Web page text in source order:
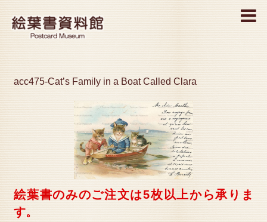
MENU
acc475-Cat’s Family in a Boat Called Clara
絵葉書のみのご注文は5枚以上から承りま
す。